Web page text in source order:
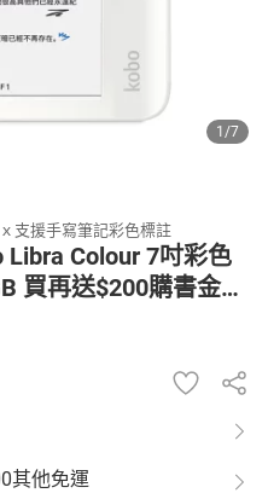
1 /7
支援手寫筆記彩色標註
Colour 7吋彩色
買再送$200購書金，
8YpeMR
其他免運